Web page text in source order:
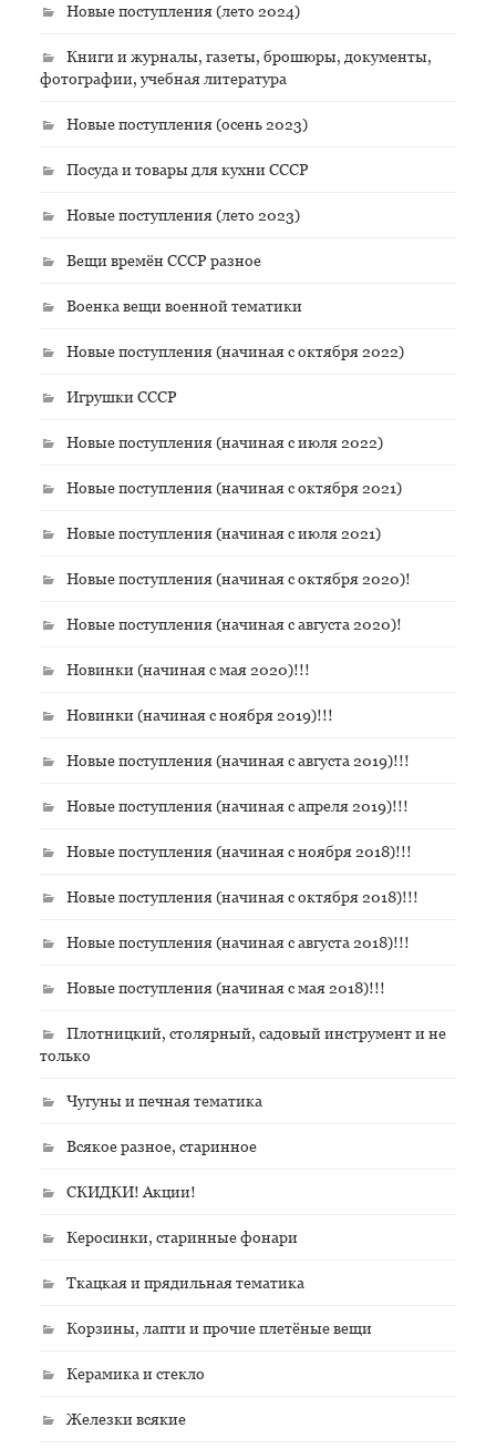
Новые поступления (лето 2024)
Книги и журналы, газеты, брошюры, документы,
фотографии, учебная литература
Новые поступления (осень 2023)
Посуда и товары для кухни СССР
Новые поступления (лето 2023)
Вещи времён СССР разное
Военка вещи военной тематики
Новые поступления (начиная с октября 2022)
Игрушки СССР
Новые поступления (начиная с июля 2022)
Новые поступления (начиная с октября 2021)
Новые поступления (начиная с июля 2021)
Новые поступления (начиная с октября 2020)!
Новые поступления (начиная с августа 2020)!
Новинки (начиная с мая 2020)!!!
Новинки (начиная с ноября 2019)!!!
Новые поступления (начиная с августа 2019)!!!
Новые поступления (начиная с апреля 2019)!!!
Новые поступления (начиная с ноября 2018)!!!
Новые поступления (начиная с октября 2018)!!!
Новые поступления (начиная с августа 2018)!!!
Новые поступления (начиная с мая 2018)!!!
Плотницкий, столярный, садовый инструмент и не
только
Чугуны и печная тематика
Всякое разное, старинное
СКИДКИ! Акции!
Керосинки, старинные фонари
Ткацкая и прядильная тематика
Корзины, лапти и прочие плетёные вещи
Керамика и стекло
Железки всякие